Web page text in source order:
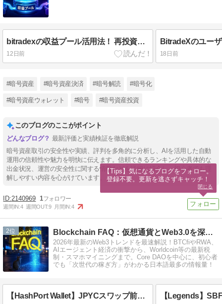
bitradexの収益プール活用法！ 再投資と出金方法を徹底解説
12日前 18日前
#暗号資産 #暗号資産決済 #暗号解読 #暗号化
#暗号資産ウォレット #暗号 #暗号資産投資
このブログのここがポイント
最新評価と実績検証を徹底解説
暗号資産取引の安全性や実績、評判を多角的に分析し、AIを活用した自動
運用の信頼性や魅力を明快に伝えます。信頼できるランキングや具体的な
出金状況、運営の安全性に関する情報などを詳細に紹介し、初心者でも理
解しやすい内容を心がけています。
2140969 1
週間IN:4 週間OUT:9 月間IN:4
2 Blockchain FAQ：仮想通貨とWeb3.0を深掘り
2026年最新のWeb3トレンドを最速解説！BTCfiやRWA、
AIエージェント経済の衝撃から、Worldcoin等の最新税
制・スマホマイニングまで。Core DAOを中心に、初心者
でも「次世代の稼ぎ方」がわかる日本語最多の情報量！
【HashPort Wallet】JPYCスワップ前に知るべき4つの隠れたリスクと税務の罠
【Tips】気になるブログをフォロー。
登録不要。更新を逃さずキャッチ！
閉じる